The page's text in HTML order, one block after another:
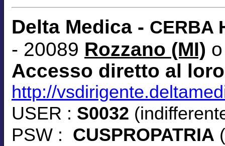
Delta Medica - CERBA
- 20089 Rozzano (MI)
Accesso diretto al
http://
USER : S0032
PSW : CUSPROPATRIA